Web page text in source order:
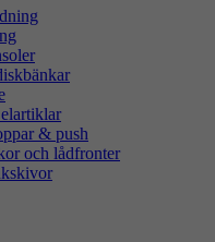
& push
och lådfronter